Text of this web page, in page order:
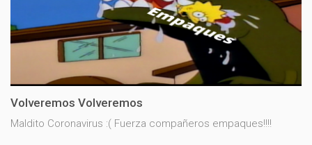
Volveremos Volveremos
Maldito Coronavirus :( Fuerza compañeros empaques!!!!